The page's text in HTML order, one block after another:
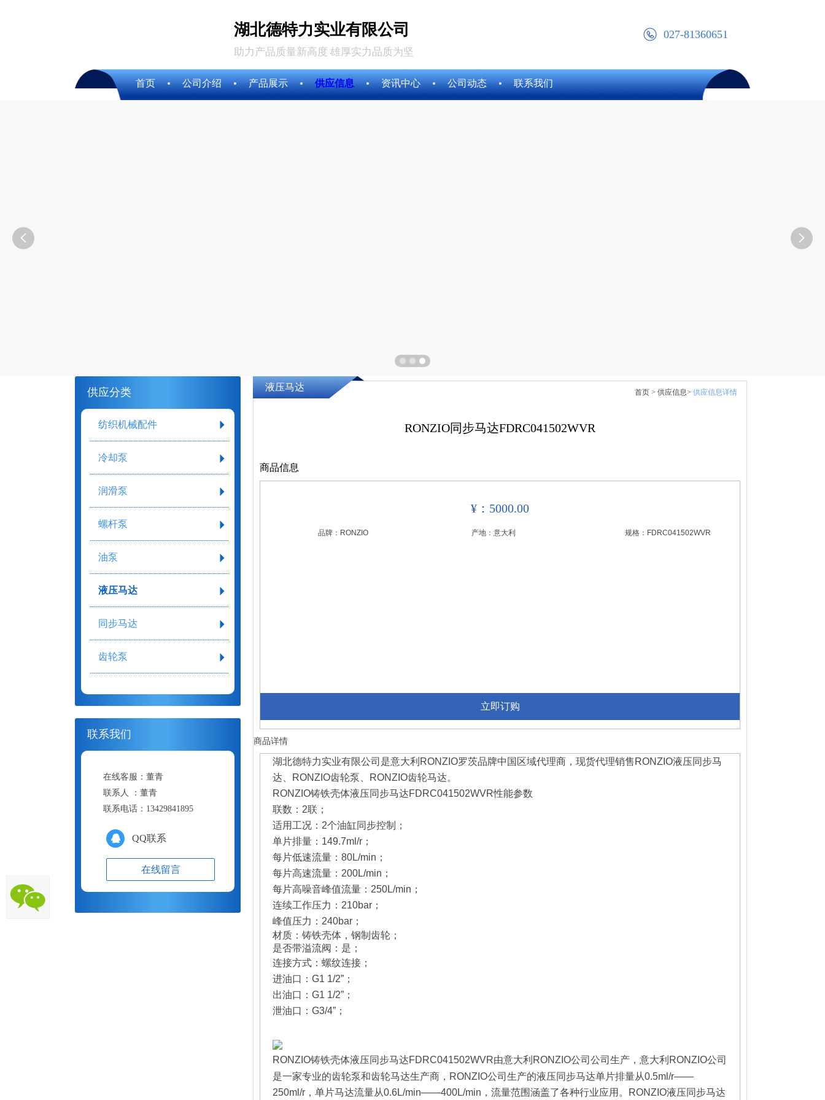
湖北德特力实业有限公司
助力产品质量新高度 雄厚实力品质为坚
027-81360651
首页 公司介绍 产品展示 供应信息 资讯中心 公司动态 联系我们
 
供应分类
纺织机械配件
冷却泵
润滑泵
螺杆泵
油泵
液压马达
同步马达
齿轮泵
联系我们
在线客服： 董青
联系人 ： 董青
联系电话： 13429841895
QQ联系
在线留言
液压马达 首页 > 供应信息> 供应信息详情
RONZIO同步马达FDRC041502WVR
商品信息
¥：5000.00
品牌： RONZIO 产地： 意大利 规格： FDRC041502WVR
立即订购
商品详情
湖北德特力实业有限公司是意大利 RONZIO罗茨品牌中国区域代理商，现货代理销售 RONZIO液压同步马
达、
RONZIO齿轮泵、 RONZIO齿轮马达。
RONZIO铸铁壳体液压同步马达FDRC041502WVR性能参数
联数：2联；
适用工况：2个油缸同步控制；
单片排量： 149.7ml/r ；
每片低速流量：80L/min ；
每片高速流量： 200L/min ；
每片高噪音峰值流量：250L/min ；
连续工作压力： 210bar ；
峰值压力： 240bar ；
材质：铸铁壳体，钢制齿轮；
是否带溢流阀：是；
连接方式：螺纹连接；
进油口： G1 1/2”；
出油口： G1 1/2”；
泄油口： G3/4”；
RONZIO铸铁壳体液压同步马达FDRC041502WVR由意大利 RONZIO公司公司生产，意大利RONZIO公司
是一家专业的齿轮泵和齿轮马达生产商， RONZIO公司生产的液压同步马达单片排量从0.5ml/r——
250ml/r ，单片马达流量从0.6L/min——400L/min ，流量范围涵盖了各种行业应用。 RONZIO液压同步马达